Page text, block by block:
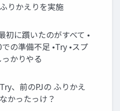
りかえりを実施
初に躓いたのがすべて •
の準備不足 •Try •スプ
かりやる
、前のPJの ふりかえ
かったっけ？